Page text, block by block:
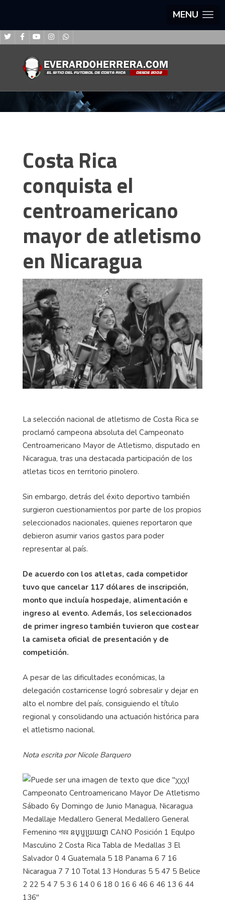
MENU
Costa Rica
conquista el
centroamericano
mayor de atletismo
en Nicaragua
La selección nacional de atletismo de Costa Rica se
proclamó campeona absoluta del Campeonato
Centroamericano Mayor de Atletismo, disputado en
Nicaragua, tras una destacada participación de los
atletas ticos en territorio pinolero.
Sin embargo, detrás del éxito deportivo también
surgieron cuestionamientos por parte de los propios
seleccionados nacionales, quienes reportaron que
debieron asumir varios gastos para poder
representar al país.
De acuerdo con los atletas, cada competidor
tuvo que cancelar 117 dólares de inscripción,
monto que incluía hospedaje, alimentación e
ingreso al evento. Además, los seleccionados
de primer ingreso también tuvieron que costear
la camiseta oficial de presentación y de
competición.
A pesar de las dificultades económicas, la
delegación costarricense logró sobresalir y dejar en
alto el nombre del país, consiguiendo el título
regional y consolidando una actuación histórica para
el atletismo nacional.
Nota escrita por Nicole Barquero